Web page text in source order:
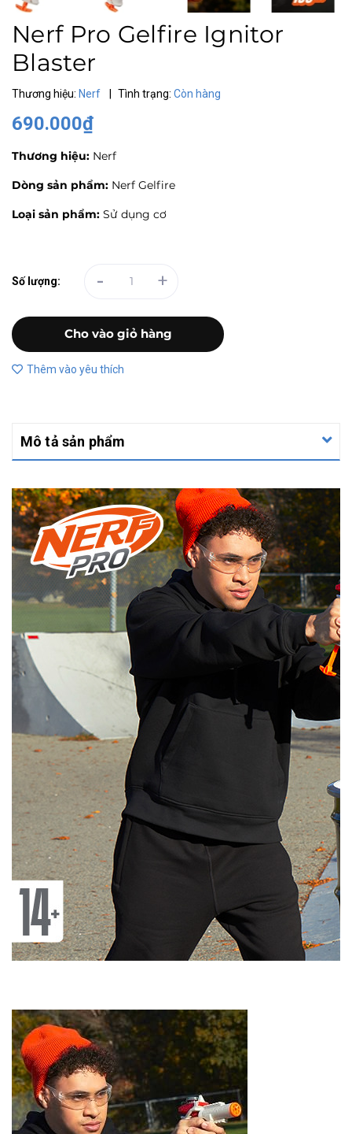
Nerf Pro Gelfire Ignitor
Blaster
Thương hiệu: Nerf Tình trạng: Còn hàng
690.000₫
Thương hiệu: Nerf
Dòng sản phẩm: Nerf Gelfire
Loại sản phẩm: Sử dụng cơ
Số lượng: - +
Cho vào giỏ hàng
Thêm vào yêu thích
Mô tả sản phẩm